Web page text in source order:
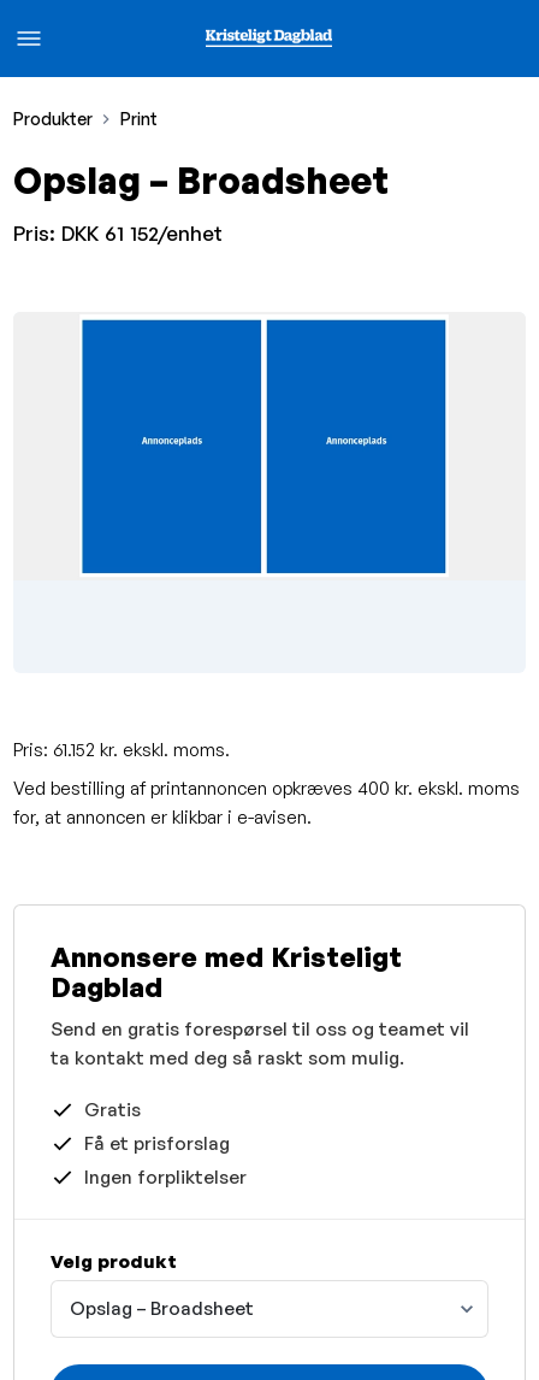
Produkter Print
Opslag – Broadsheet
Pris: DKK 61 152/enhet
Pris: 61.152 kr. ekskl. moms.
Ved bestilling af printannoncen opkræves 400 kr. ekskl. moms
for, at annoncen er klikbar i e-avisen.
Annonsere med Kristeligt
Dagblad
Send en gratis forespørsel til oss og teamet vil
ta kontakt med deg så raskt som mulig.
Gratis
Få et prisforslag
Ingen forpliktelser
Velg produkt
Opslag – Broadsheet